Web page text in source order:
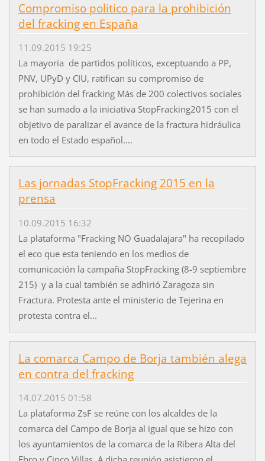
Compromiso politico para la prohibición
del fracking en España
11.09.2015 19:25
La mayoría de partidos políticos, exceptuando a PP,
PNV, UPyD y CIU, ratifican su compromiso de
prohibición del fracking Más de 200 colectivos sociales
se han sumado a la iniciativa StopFracking2015 con el
objetivo de paralizar el avance de la fractura hidráulica
en todo el Estado español....
Las jornadas StopFracking 2015 en la
prensa
10.09.2015 16:32
La plataforma "Fracking NO Guadalajara" ha recopilado
el eco que esta teniendo en los medios de
comunicación la campaña StopFracking (8-9 septiembre
215) y a la cual también se adhirió Zaragoza sin
Fractura. Protesta ante el ministerio de Tejerina en
protesta contra el...
La comarca Campo de Borja también alega
en contra del fracking
14.07.2015 01:58
La plataforma ZsF se reúne con los alcaldes de la
comarca del Campo de Borja al igual que se hizo con
los ayuntamientos de la comarca de la Ribera Alta del